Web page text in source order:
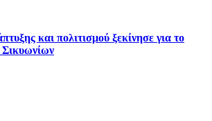
και πολιτισμού ξεκίνησε για το
Σικυωνίων